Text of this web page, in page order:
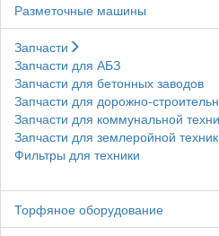
Разметочные машины
Запчасти
Запчасти для АБЗ
Запчасти для бетонных заводов
Запчасти для дорожно-
Запчасти для коммунальной
Запчасти для землеройной
Фильтры для техники
Торфяное оборудование